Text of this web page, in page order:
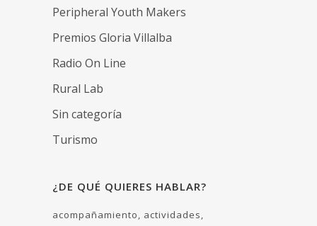
Peripheral Youth Makers
Premios Gloria Villalba
Radio On Line
Rural Lab
Sin categoría
Turismo
¿DE QUÉ QUIERES HABLAR?
acompañamiento
actividades